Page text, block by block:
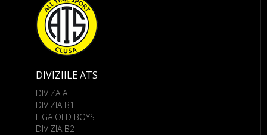
DIVIZIILE ATS
DIVIZA A
DIVIZIA B1
LIGA OLD BOYS
DIVIZIA B2